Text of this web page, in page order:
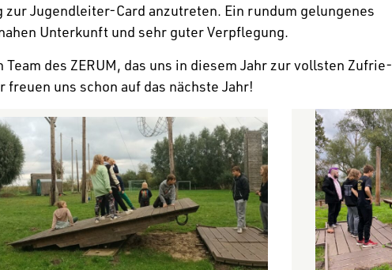
Jugend­leiter-Card anzu­treten. Ein rundum gelun­genes
Unter­kunft und sehr guter Verpflegung.
Team des ZERUM, das uns in diesem Jahr zur vollsten Zufrie­
uns schon auf das nächste Jahr!